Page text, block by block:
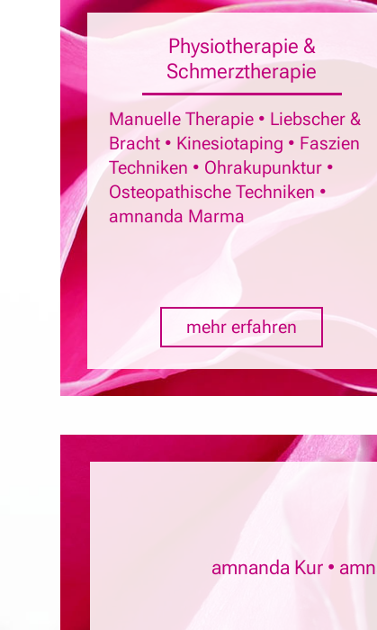
Physiotherapie &
Schmerztherapie
Manuelle Therapie • Liebscher &
Bracht • Kinesiotaping • Faszien
Techniken • Ohrakupunktur •
Osteopathische Techniken •
amnanda Marma
mehr erfahren
amnanda Kur •